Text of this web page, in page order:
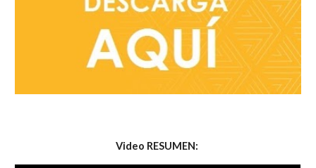
Video RESUMEN: